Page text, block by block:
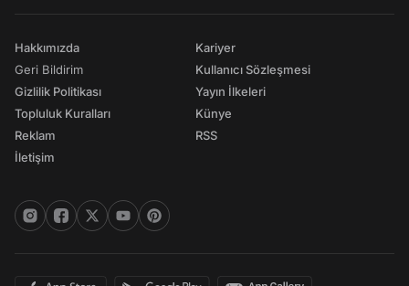
Hakkımızda
Geri Bildirim
Gizlilik Politikası
Topluluk Kuralları
Reklam
İletişim
Kariyer
Kullanıcı Sözleşmesi
Yayın İlkeleri
Künye
RSS